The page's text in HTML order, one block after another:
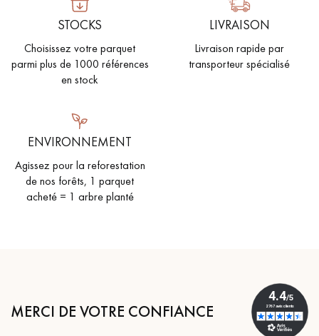
STOCKS
Choisissez votre parquet
parmi plus de 1000 références
en stock
LIVRAISON
Livraison rapide par
transporteur spécialisé
ENVIRONNEMENT
Agissez pour la reforestation
de nos forêts, 1 parquet
acheté = 1 arbre planté
MERCI DE VOTRE CONFIANCE